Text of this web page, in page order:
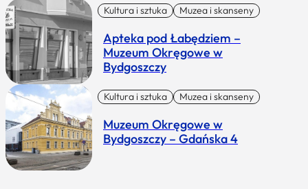
Kultura i sztuka Muzea i skanseny
Apteka pod Łabędziem –
Muzeum Okręgowe w
Bydgoszczy
Kultura i sztuka Muzea i skanseny
Muzeum Okręgowe w
Bydgoszczy – Gdańska 4